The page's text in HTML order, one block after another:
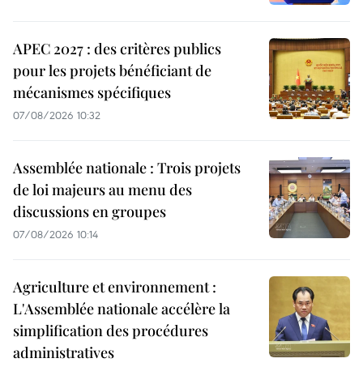
APEC 2027 : des critères publics
pour les projets bénéficiant de
mécanismes spécifiques
07/08/2026 10:32
Assemblée nationale : Trois projets
de loi majeurs au menu des
discussions en groupes
07/08/2026 10:14
Agriculture et environnement :
L'Assemblée nationale accélère la
simplification des procédures
administratives